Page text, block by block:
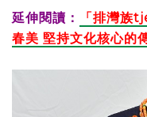
延伸閱讀：
「排灣族
春美 堅持文化核心的